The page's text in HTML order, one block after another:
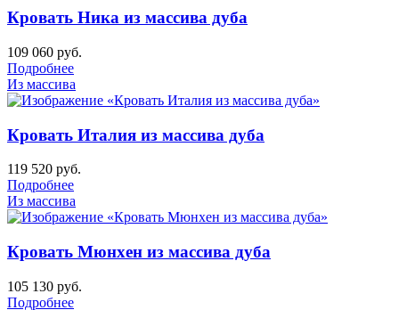
Кровать Ника из массива дуба
109 060 руб.
Подробнее
Из массива
Кровать Италия из массива дуба
119 520 руб.
Подробнее
Из массива
Кровать Мюнхен из массива дуба
105 130 руб.
Подробнее